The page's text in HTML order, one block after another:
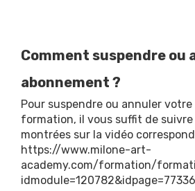
Comment suspendre ou
abonnement ?
Pour suspendre ou annuler
formation, il vous suffit de
montrées sur la vidéo
https://www.milone-art-
academy.com/formation/